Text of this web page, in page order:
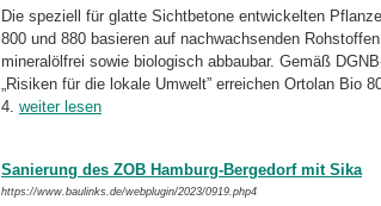
Die speziell für glatte Sichtbetone entwickelten
800 und 880 basieren auf nachwachsenden
mineralölfrei sowie biologisch abbaubar. Gemäß
„Risiken für die lokale Umwelt” erreichen Ortolan Bio
4. weiter lesen
Sanierung des ZOB Hamburg-Bergedorf mit Sika
https://www.baulinks.de/webplugin/2023/0919.php4